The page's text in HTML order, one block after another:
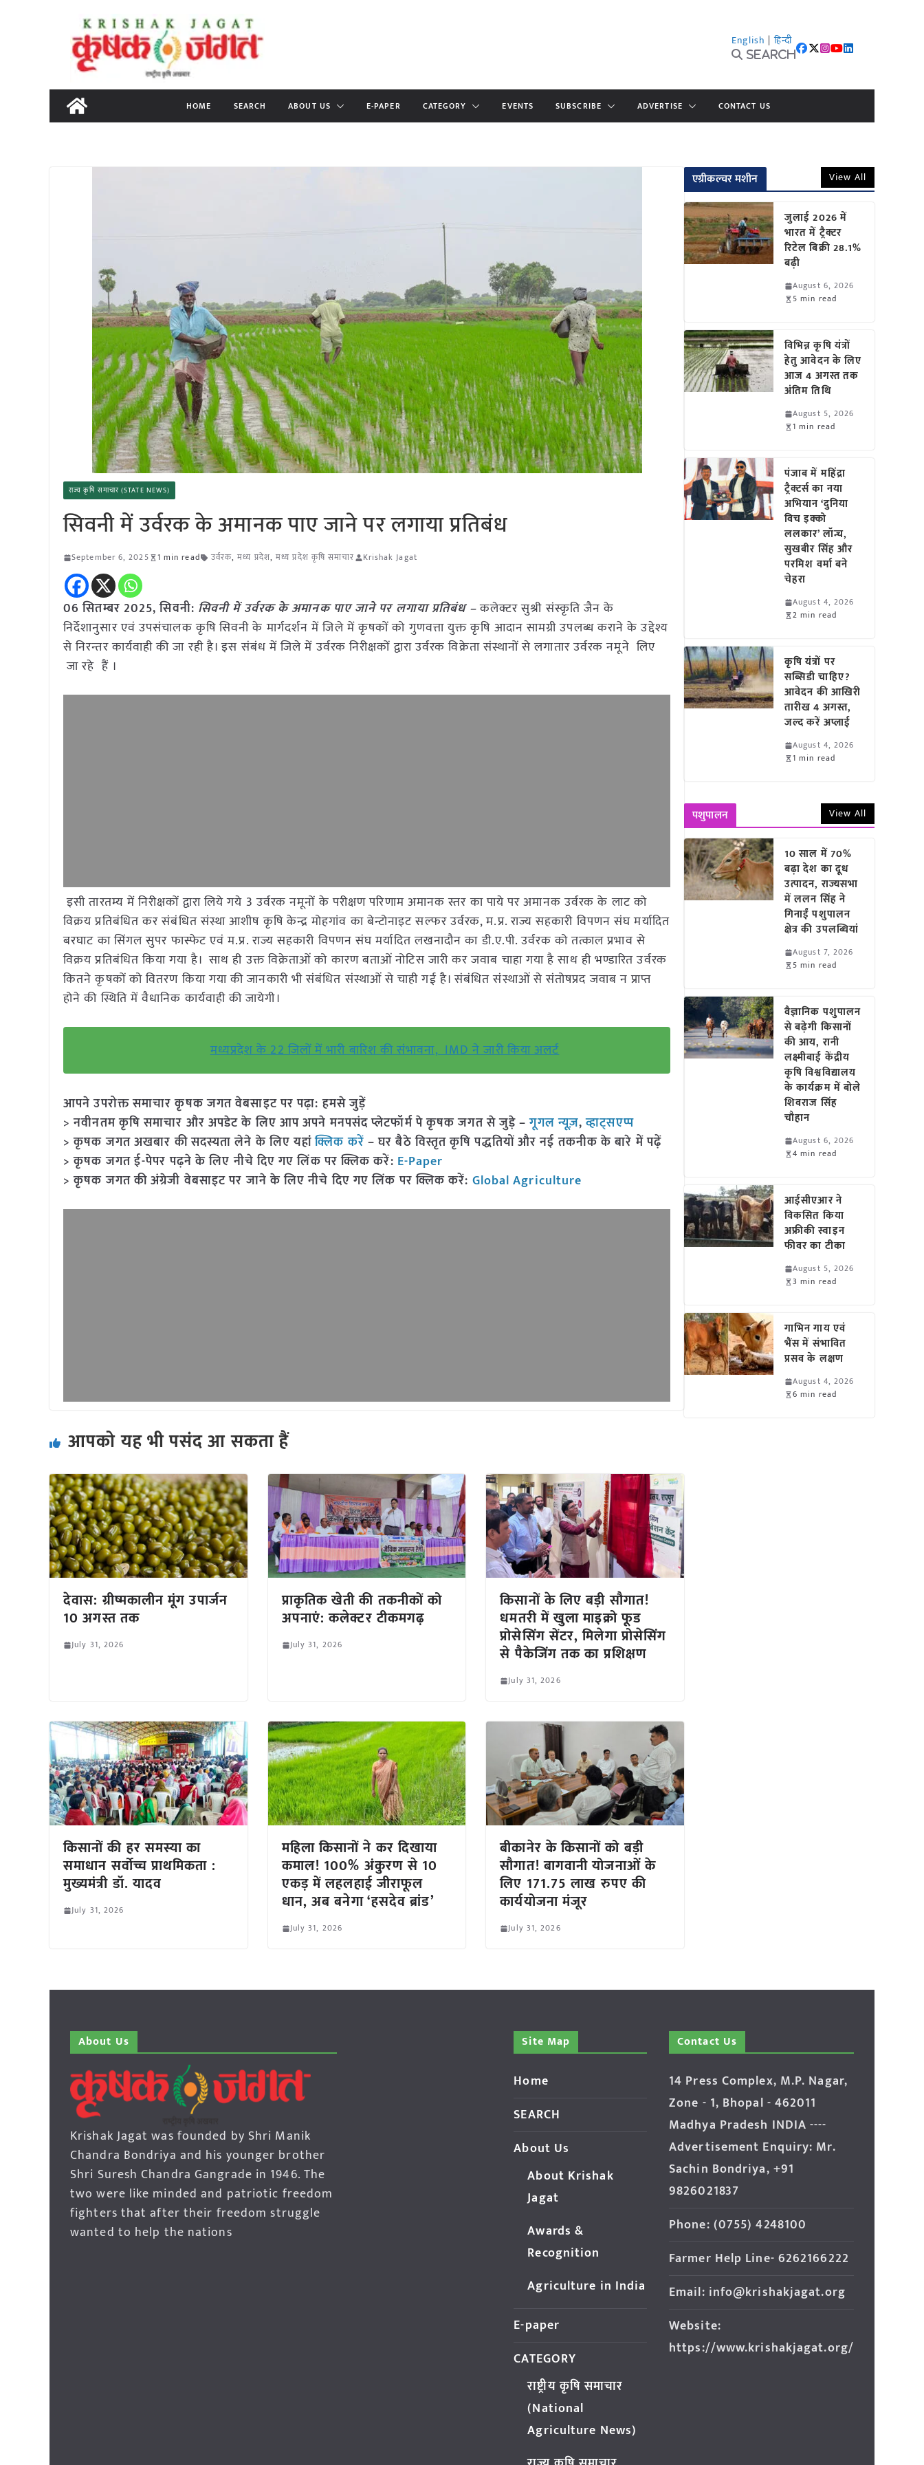
content
English | हिन्दी
Search
HOME SEARCH ABOUT US E-PAPER CATEGORY EVENTS SUBSCRIBE ADVERTISE CONTACT US
राज्य कृषि समाचार (STATE NEWS)
सिवनी में उर्वरक के अमानक पाए जाने पर लगाया प्रतिबंध
September 6, 2025 1 min read उर्वरक,मध्य प्रदेश,मध्य प्रदेश कृषि समाचार Krishak Jagat
06 सितम्बर 2025,सिवनी: सिवनी में उर्वरक के अमानक पाए जाने पर लगाया प्रतिबंध –कलेक्टर सुश्री संस्कृति जैन के
निर्देशानुसार एवं उपसंचालक कृषि सिवनी के मार्गदर्शन में जिले में कृषकों को गुणवत्ता युक्त कृषि आदान सामग्री उपलब्ध कराने के उद्देश्य
से निरन्तर कार्यवाही की जा रही है। इस संबंध में जिले में उर्वरक निरीक्षकों द्वारा उर्वरक विक्रेता संस्थानों से लगातार उर्वरक नमूने लिए
जा रहे हैं ।
इसी तारतम्य में निरीक्षकों द्वारा लिये गये 3 उर्वरक नमूनों के परीक्षण परिणाम अमानक स्तर का पाये पर अमानक उर्वरक के लाट को
विक्रय प्रतिबंधित कर संबंधित संस्था आशीष कृषि केन्द्र मोहगांव का बेन्टोनाइट सल्फर उर्वरक, म.प्र. राज्य सहकारी विपणन संघ मर्यादित
बरघाट का सिंगल सुपर फास्फेट एवं म.प्र. राज्य सहकारी विपणन संघ मर्यादित लखनादौन का डी.ए.पी. उर्वरक को तत्काल प्रभाव से
विक्रय प्रतिबंधित किया गया है। साथ ही उक्त विक्रेताओं को कारण बताओं नोटिस जारी कर जवाब चाहा गया है साथ ही भण्डारित उर्वरक
कितने कृषकों को वितरण किया गया की जानकारी भी संबंधित संस्थाओं से चाही गई है। संबंधित संस्थाओं से संतोषप्रद जवाब न प्राप्त
होने की स्थिति में वैधानिक कार्यवाही की जायेगी।
मध्यप्रदेश के 22 जिलों में भारी बारिश की संभावना, IMD ने जारी किया अलर्ट
आपने उपरोक्त समाचार कृषक जगत वेबसाइट पर पढ़ा: हमसे जुड़ें
> नवीनतम कृषि समाचार और अपडेट के लिए आप अपने मनपसंद प्लेटफॉर्म पे कृषक जगत से जुड़े –गूगल न्यूज़,व्हाट्सएप्प
> कृषक जगत अखबार की सदस्यता लेने के लिए यहांक्लिक करें – घर बैठे विस्तृत कृषि पद्धतियों और नई तकनीक के बारे में पढ़ें
> कृषक जगत ई-पेपर पढ़ने के लिए नीचे दिए गए लिंक पर क्लिक करें: E-Paper
> कृषक जगत की अंग्रेजी वेबसाइट पर जाने के लिए नीचे दिए गए लिंक पर क्लिक करें: Global Agriculture
आपको यह भी पसंद आ सकता हैं
देवास: ग्रीष्मकालीन मूंग उपार्जन
10 अगस्त तक
July 31, 2026
प्राकृतिक खेती की तकनीकों को
अपनाएं: कलेक्टर टीकमगढ़
July 31, 2026
किसानों के लिए बड़ी सौगात!
धमतरी में खुला माइक्रो फूड
प्रोसेसिंग सेंटर, मिलेगा प्रोसेसिंग
से पैकेजिंग तक का प्रशिक्षण
July 31, 2026
किसानों की हर समस्या का
समाधान सर्वोच्च प्राथमिकता :
मुख्यमंत्री डॉ. यादव
July 31, 2026
महिला किसानों ने कर दिखाया
कमाल! 100% अंकुरण से 10
एकड़ में लहलहाई जीराफूल
धान, अब बनेगा ‘हसदेव ब्रांड’
July 31, 2026
बीकानेर के किसानों को बड़ी
सौगात! बागवानी योजनाओं के
लिए 171.75 लाख रुपए की
कार्ययोजना मंजूर
July 31, 2026
एग्रीकल्चर मशीन View All
जुलाई 2026 में
भारत में ट्रैक्टर
रिटेल बिक्री 28.1%
बढ़ी
August 6, 2026
5 min read
विभिन्न कृषि यंत्रों
हेतु आवेदन के लिए
आज 4 अगस्त तक
अंतिम तिथि
August 5, 2026
1 min read
पंजाब में महिंद्रा
ट्रैक्टर्स का नया
अभियान ‘दुनिया
विच इक्को
ललकार’ लॉन्च,
सुखबीर सिंह और
परमिश वर्मा बने
चेहरा
August 4, 2026
2 min read
कृषि यंत्रों पर
सब्सिडी चाहिए?
आवेदन की आखिरी
तारीख 4 अगस्त,
जल्द करें अप्लाई
August 4, 2026
1 min read
पशुपालन View All
10 साल में 70%
बढ़ा देश का दूध
उत्पादन, राज्यसभा
में ललन सिंह ने
गिनाईं पशुपालन
क्षेत्र की उपलब्धियां
August 7, 2026
5 min read
वैज्ञानिक पशुपालन
से बढ़ेगी किसानों
की आय, रानी
लक्ष्मीबाई केंद्रीय
कृषि विश्वविद्यालय
के कार्यक्रम में बोले
शिवराज सिंह
चौहान
August 6, 2026
4 min read
आईसीएआर ने
विकसित किया
अफ्रीकी स्वाइन
फीवर का टीका
August 5, 2026
3 min read
गाभिन गाय एवं
भैंस में संभावित
प्रसव के लक्षण
August 4, 2026
6 min read
About Us
Krishak Jagat was founded by Shri Manik
Chandra Bondriya and his younger brother
Shri Suresh Chandra Gangrade in 1946. The
two were like minded and patriotic freedom
fighters that after their freedom struggle
wanted to help the nations
Site Map
Home
SEARCH
About Us
About Krishak
Jagat
Awards &
Recognition
Agriculture in India
E-paper
CATEGORY
राष्ट्रीय कृषि समाचार
(National
Agriculture News)
Contact Us
14 Press Complex, M.P. Nagar,
Zone - 1, Bhopal - 462011
Madhya Pradesh INDIA ----
Advertisement Enquiry: Mr.
Sachin Bondriya, +91
9826021837
Phone: (0755) 4248100
Farmer Help Line- 6262166222
Email: info@krishakjagat.org
Website:
https://www.krishakjagat.org/